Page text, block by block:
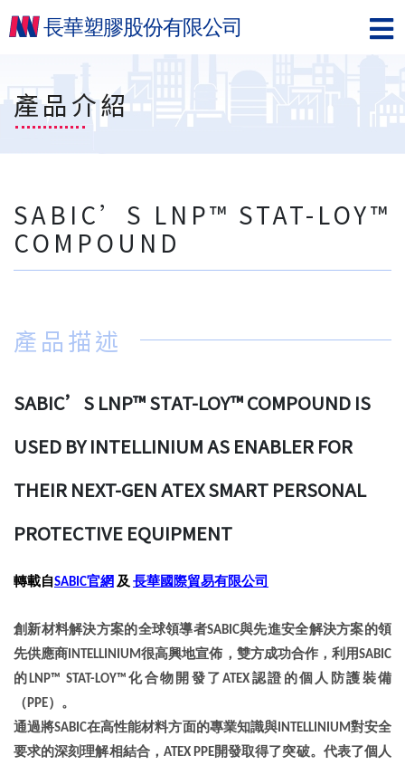
產品介紹
SABIC’S LNP™ STAT-LOY™
COMPOUND
產品描述
SABIC’S LNP™ STAT-LOY™ COMPOUND IS
USED BY INTELLINIUM AS ENABLER FOR
THEIR NEXT-GEN ATEX SMART PERSONAL
PROTECTIVE EQUIPMENT
轉載自 SABIC官網 及 長華國際貿易有限公司
創新材料解決方案的全球領導者SABIC與先進安全解決方案的領
先供應商INTELLINIUM很高興地宣佈，雙方成功合作，利用SABIC
的LNP™ STAT-LOY™化合物開發了ATEX認證的個人防護裝備
（PPE）。
通過將SABIC在高性能材料方面的專業知識與INTELLINIUM對安全
要求的深刻理解相結合，ATEX PPE開發取得了突破。代表了個人